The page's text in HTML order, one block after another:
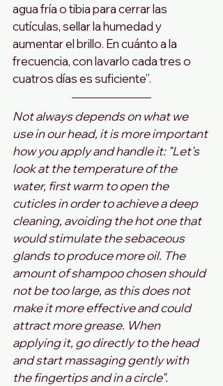
agua fría o tibia para cerrar las
cutículas, sellar la humedad y
aumentar el brillo. En cuánto a la
frecuencia, con lavarlo cada tres o
cuatros días es suficiente”.
Not always depends on what we
use in our head, it is more important
how you apply and handle it: "Let's
look at the temperature of the
water, first warm to open the
cuticles in order to achieve a deep
cleaning, avoiding the hot one that
would stimulate the sebaceous
glands to produce more oil. The
amount of shampoo chosen should
not be too large, as this does not
make it more effective and could
attract more grease. When
applying it, go directly to the head
and start massaging gently with
the fingertips and in a circle".